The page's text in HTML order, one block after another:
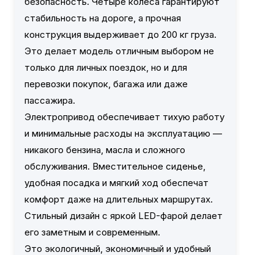
стабильность на дороге, а прочная
конструкция выдерживает до 200 кг груза.
Это делает модель отличным выбором не
только для личных поездок, но и для
перевозки покупок, багажа или даже
пассажира.
Электропривод обеспечивает тихую работу
и минимальные расходы на эксплуатацию —
никакого бензина, масла и сложного
обслуживания. Вместительное сиденье,
удобная посадка и мягкий ход обеспечат
комфорт даже на длительных маршрутах.
Стильный дизайн с яркой LED-фарой делает
его заметным и современным.
Это экологичный, экономичный и удобный